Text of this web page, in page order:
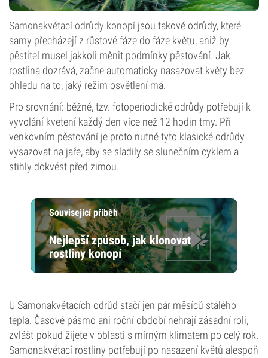
Samonakvétací odrůdy konopí jsou takové odrůdy, které
samy přecházejí z růstové fáze do fáze květu, aniž by
pěstitel musel jakkoli měnit podmínky pěstování. Jak
rostlina dozrává, začne automaticky nasazovat květy bez
ohledu na to, jaký režim osvětlení má.
Pro srovnání: běžné, tzv. fotoperiodické odrůdy potřebují k
vyvolání kvetení každý den více než 12 hodin tmy. Při
venkovním pěstování je proto nutné tyto klasické odrůdy
vysazovat na jaře, aby se sladily se slunečním cyklem a
stihly dokvést před zimou.
Související příběh
Nejlepší způsob, jak klonovat
rostliny konopí
U Samonakvétacích odrůd stačí jen pár měsíců stálého
tepla. Časové pásmo ani roční období nehrají zásadní roli,
zvlášť pokud žijete v oblasti s mírným klimatem po celý rok.
Samonakvétací rostliny potřebují po nasazení květů alespoň